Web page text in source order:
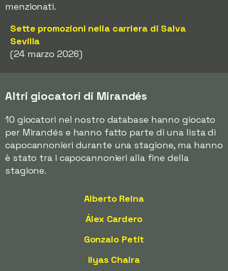
menzionati.
Sette promozioni nella carriera di Salva
Sevilla
(24 marzo 2026)
Altri giocatori di Mirandés
10 giocatori nel nostro database hanno giocato
per Mirandés e hanno fatto parte di una lista di
capocannonieri durante una stagione, ma hanno
è stato tra i capocannonieri alla fine della
stagione.
Alberto Reina
Álex Cardero
Gonzalo Petit
Ilyas Chaira